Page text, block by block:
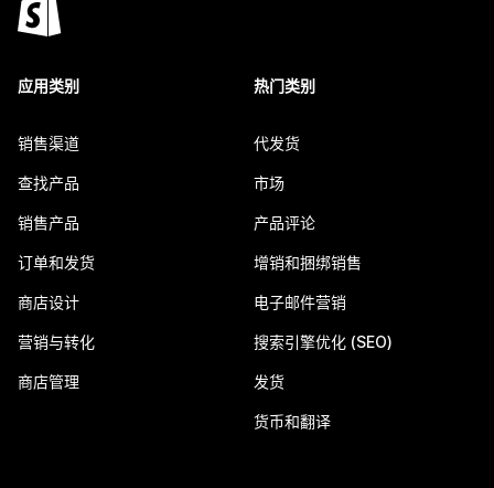
应用类别
销售渠道
查找产品
销售产品
订单和发货
商店设计
营销与转化
商店管理
热门类别
代发货
市场
产品评论
增销和捆绑销售
电子邮件营销
搜索引擎优化 (SEO)
发货
货币和翻译